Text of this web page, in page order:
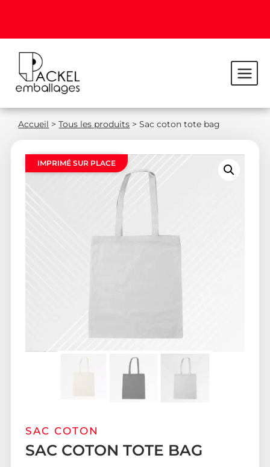
Accueil >Tous les produits >Sac coton tote bag
IMPRIMÉ SUR PLACE
SAC COTON
SAC COTON TOTE BAG